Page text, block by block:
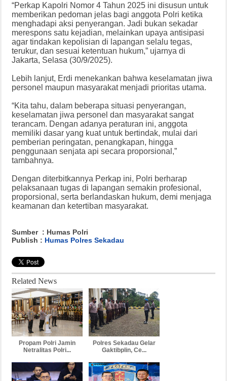
“Perkap Kapolri Nomor 4 Tahun 2025 ini disusun untuk
memberikan pedoman jelas bagi anggota Polri ketika
menghadapi aksi penyerangan. Jadi bukan sekadar
merespons satu kejadian, melainkan upaya antisipasi
agar tindakan kepolisian di lapangan selalu tegas,
terukur, dan sesuai ketentuan hukum,” ujarnya di
Jakarta, Selasa (30/9/2025).
Lebih lanjut, Erdi menekankan bahwa keselamatan jiwa
personel maupun masyarakat menjadi prioritas utama.
“Kita tahu, dalam beberapa situasi penyerangan,
keselamatan jiwa personel dan masyarakat sangat
terancam. Dengan adanya peraturan ini, anggota
memiliki dasar yang kuat untuk bertindak, mulai dari
pemberian peringatan, penangkapan, hingga
penggunaan senjata api secara proporsional,”
tambahnya.
Dengan diterbitkannya Perkap ini, Polri berharap
pelaksanaan tugas di lapangan semakin profesional,
proporsional, serta berlandaskan hukum, demi menjaga
keamanan dan ketertiban masyarakat.
Sumber : Humas Polri
Publish : Humas Polres Sekadau
Related News
Propam Polri Jamin
Netralitas Polri...
Polres Sekadau Gelar
Gaktibplin, Ce...